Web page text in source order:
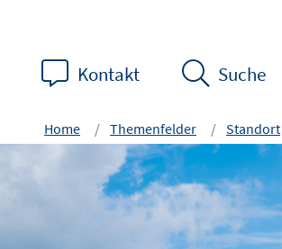
Kontakt Suche
Home Themenfelder Standort